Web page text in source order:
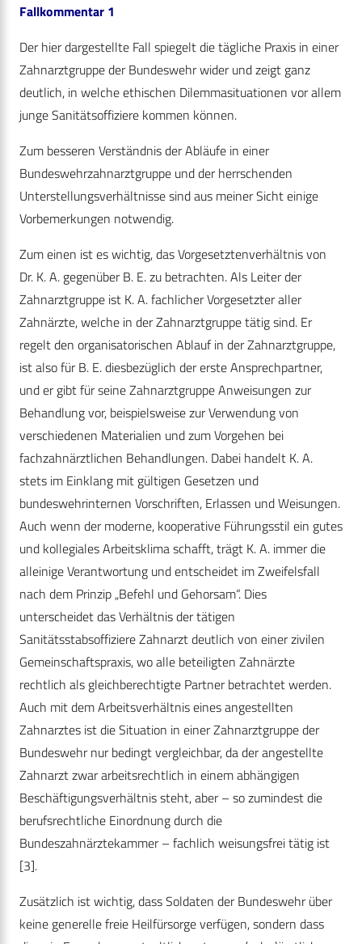
Fallkommentar 1
Der hier dargestellte Fall spiegelt die tägliche Praxis in einer
Zahnarztgruppe der Bundeswehr wider und zeigt ganz
deutlich, in welche ethischen Dilemmasituationen vor allem
junge Sanitätsoffiziere kommen können.
Zum besseren Verständnis der Abläufe in einer
Bundeswehrzahnarztgruppe und der herrschenden
Unterstellungsverhältnisse sind aus meiner Sicht einige
Vorbemerkungen notwendig.
Zum einen ist es wichtig, das Vorgesetztenverhältnis von
Dr. K. A. gegenüber B. E. zu betrachten. Als Leiter der
Zahnarztgruppe ist K. A. fachlicher Vorgesetzter aller
Zahnärzte, welche in der Zahnarztgruppe tätig sind. Er
regelt den organisatorischen Ablauf in der Zahnarztgruppe,
ist also für B. E. diesbezüglich der erste Ansprechpartner,
und er gibt für seine Zahnarztgruppe Anweisungen zur
Behandlung vor, beispielsweise zur Verwendung von
verschiedenen Materialien und zum Vorgehen bei
fachzahnärztlichen Behandlungen. Dabei handelt K. A.
stets im Einklang mit gültigen Gesetzen und
bundeswehrinternen Vorschriften, Erlassen und Weisungen.
Auch wenn der moderne, kooperative Führungsstil ein gutes
und kollegiales Arbeitsklima schafft, trägt K. A. immer die
alleinige Verantwortung und entscheidet im Zweifelsfall
nach dem Prinzip „Befehl und Gehorsam“. Dies
unterscheidet das Verhältnis der tätigen
Sanitätsstabsoffiziere Zahnarzt deutlich von einer zivilen
Gemeinschaftspraxis, wo alle beteiligten Zahnärzte
rechtlich als gleichberechtigte Partner betrachtet werden.
Auch mit dem Arbeitsverhältnis eines angestellten
Zahnarztes ist die Situation in einer Zahnarztgruppe der
Bundeswehr nur bedingt vergleichbar, da der angestellte
Zahnarzt zwar arbeitsrechtlich in einem abhängigen
Beschäftigungsverhältnis steht, aber – so zumindest die
berufsrechtliche Einordnung durch die
Bundeszahnärztekammer – fachlich weisungsfrei tätig ist
[3].
Zusätzlich ist wichtig, dass Soldaten der Bundeswehr über
keine generelle freie Heilfürsorge verfügen, sondern dass